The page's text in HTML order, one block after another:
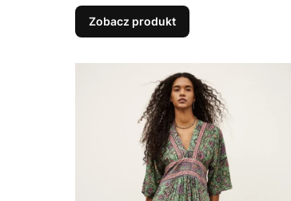
Zobacz produkt